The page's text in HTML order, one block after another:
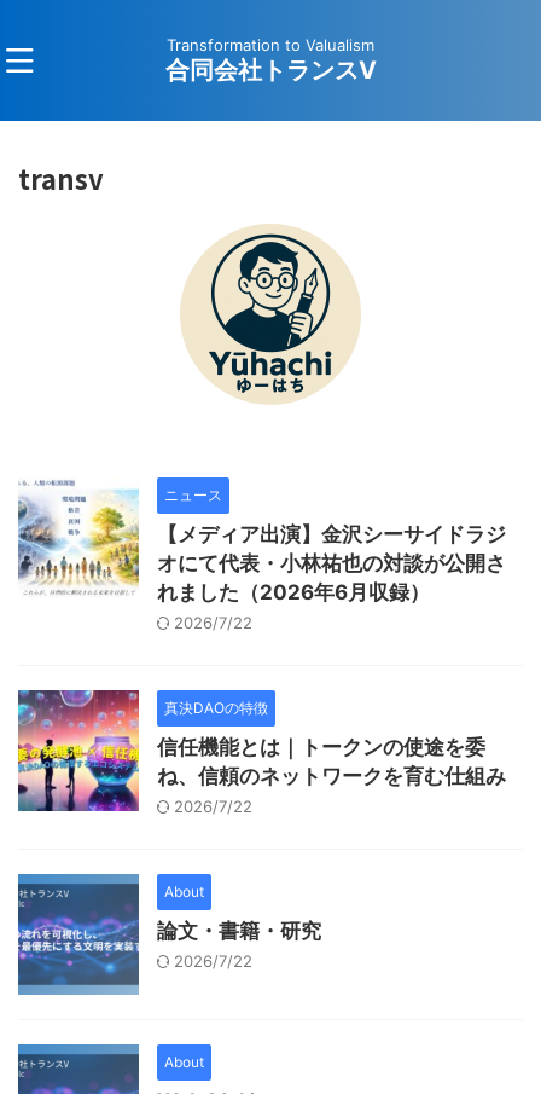
Transformation to Valualism
合同会社トランスV
transv
ニュース
【メディア出演】金沢シーサイドラジ
オにて代表・小林祐也の対談が公開さ
れました（2026年6月収録）
2026/7/22
真決DAOの特徴
信任機能とは｜トークンの使途を委
ね、信頼のネットワークを育む仕組み
2026/7/22
About
論文・書籍・研究
2026/7/22
About